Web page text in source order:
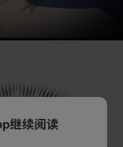
继续阅读